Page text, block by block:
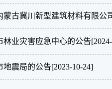
蒙古冀川新型建筑材料有限公
林业灾害应急中心的公告
地震局的公告[2023-10-24]